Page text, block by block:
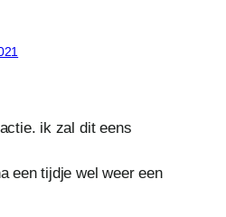
ik zal dit eens
een tijdje wel weer een